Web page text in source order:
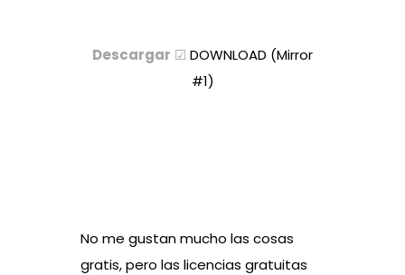
Descargar ☑ DOWNLOAD (Mirror
#1)
No me gustan mucho las cosas
gratis, pero las licencias gratuitas